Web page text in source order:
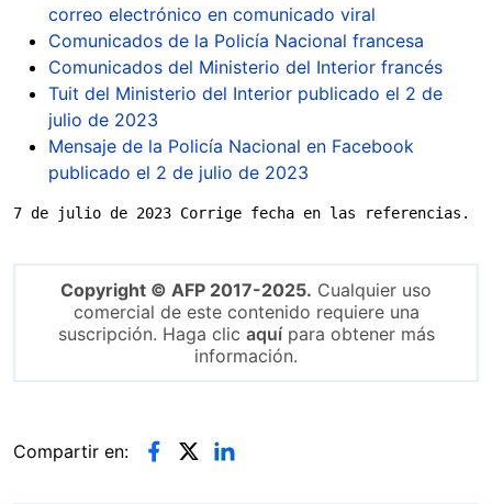
correo electrónico en comunicado viral
Comunicados de la Policía Nacional francesa
Comunicados del Ministerio del Interior francés
Tuit del Ministerio del Interior publicado el 2 de
julio de 2023
Mensaje de la Policía Nacional en Facebook
publicado el 2 de julio de 2023
7 de julio de 2023 Corrige fecha en las referencias.
Copyright © AFP 2017-2025. Cualquier uso
comercial de este contenido requiere una
suscripción. Haga clic aquípara obtener más
información.
Compartir en: